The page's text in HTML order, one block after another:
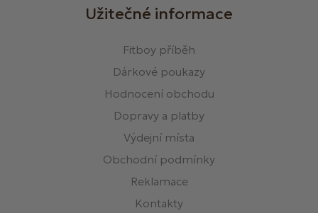
Užitečné informace
Fitboy příběh
Dárkové poukazy
Hodnocení obchodu
Dopravy a platby
Výdejní místa
Obchodní podmínky
Reklamace
Kontakty